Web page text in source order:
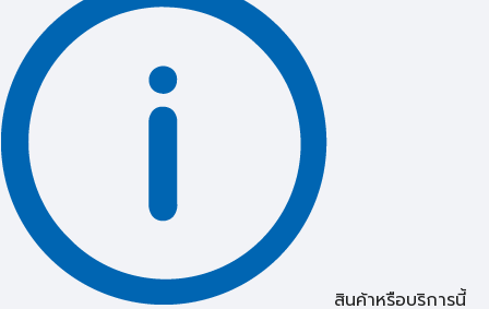
สินค้าหรือบริการนี้